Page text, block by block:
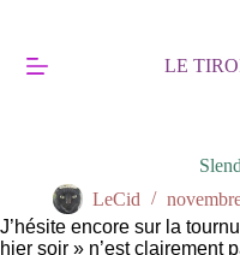
LE
LeCid
J’hésite encore sur la
hier soir » n’est clairement